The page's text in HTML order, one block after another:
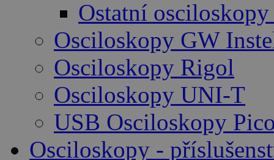
Ostatní
Osciloskopy GW
Osciloskopy Rigol
Osciloskopy UNI-T
USB Osciloskopy
Osciloskopy -